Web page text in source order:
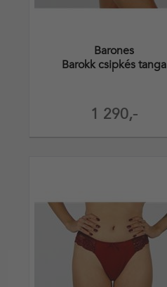
1 290,-
Barones
Barokk csipkés tanga